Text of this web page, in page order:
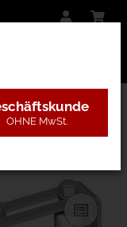
OHNE MwSt.